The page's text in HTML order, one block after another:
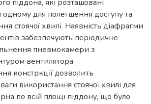
піддона, які розташовані
для полегшення доступу та
стоячої хвилі. Наявність діафрагми
забезпечують періодичне
пневмокамери з
вентилятора
констркції дозволить
використання стоячої хвилі для
по всій площі піддону, що було